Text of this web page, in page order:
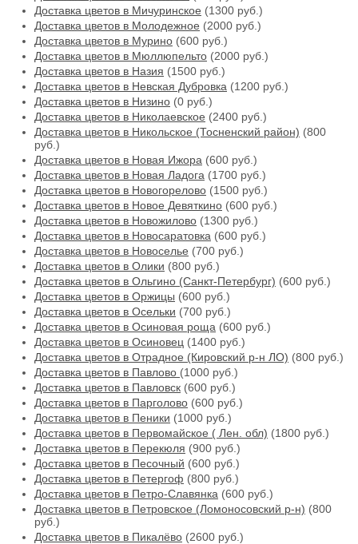
Доставка цветов в Мичуринское (1300 руб.)
Доставка цветов в Молодежное (2000 руб.)
Доставка цветов в Мурино (600 руб.)
Доставка цветов в Мюллюпельто (2000 руб.)
Доставка цветов в Назия (1500 руб.)
Доставка цветов в Невская Дубровка (1200 руб.)
Доставка цветов в Низино (0 руб.)
Доставка цветов в Николаевское (2400 руб.)
Доставка цветов в Никольское (Тосненский район) (800
руб.)
Доставка цветов в Новая Ижора (600 руб.)
Доставка цветов в Новая Ладога (1700 руб.)
Доставка цветов в Новогорелово (1500 руб.)
Доставка цветов в Новое Девяткино (600 руб.)
Доставка цветов в Новожилово (1300 руб.)
Доставка цветов в Новосаратовка (600 руб.)
Доставка цветов в Новоселье (700 руб.)
Доставка цветов в Олики (800 руб.)
Доставка цветов в Ольгино (Санкт-Петербург) (600 руб.)
Доставка цветов в Оржицы (600 руб.)
Доставка цветов в Осельки (700 руб.)
Доставка цветов в Осиновая роща (600 руб.)
Доставка цветов в Осиновец (1400 руб.)
Доставка цветов в Отрадное (Кировский р-н ЛО) (800 руб.)
Доставка цветов в Павлово (1000 руб.)
Доставка цветов в Павловск (600 руб.)
Доставка цветов в Парголово (600 руб.)
Доставка цветов в Пеники (1000 руб.)
Доставка цветов в Первомайское ( Лен. обл) (1800 руб.)
Доставка цветов в Перекюля (900 руб.)
Доставка цветов в Песочный (600 руб.)
Доставка цветов в Петергоф (800 руб.)
Доставка цветов в Петро-Славянка (600 руб.)
Доставка цветов в Петровское (Ломоносовский р-н) (800
руб.)
Доставка цветов в Пикалёво (2600 руб.)